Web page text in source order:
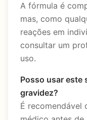
A fórmula é
mas, como
reações em
consultar um
uso.
Posso usar este
gravidez?
É recomendável